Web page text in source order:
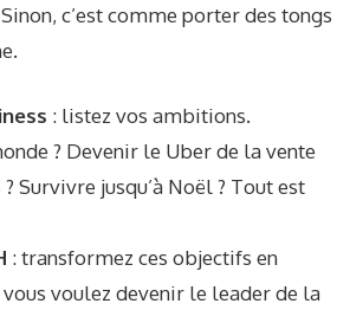
c’est comme porter des tongs
: listez vos ambitions.
? Devenir le Uber de la vente
Survivre jusqu’à Noël ? Tout est
: transformez ces objectifs en
vous voulez devenir le leader de la